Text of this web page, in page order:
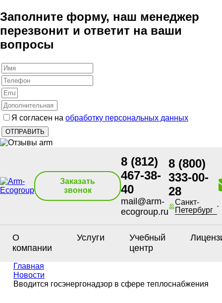
Заполните форму, наш менеджер
перезвонит и ответит на ваши
вопросы
Я согласен на обработку персональных данных
Заказать
звонок
8 (812)
467-38-
40
mail@arm-
ecogroup.ru
8 (800)
333-00-
28
Санкт-
Петербург
О
компании
Услуги
Учебный
центр
Главная
Новости
Вводится госэнергонадзор в сфере теплоснабжения